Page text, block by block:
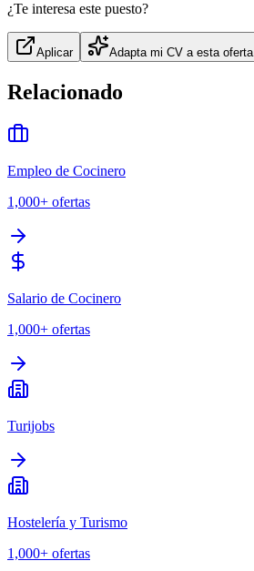
¿Te interesa este puesto?
Aplicar Adapta mi CV a esta oferta
Relacionado
Empleo de Cocinero
1,000+ ofertas
Salario de Cocinero
1,000+ ofertas
Turijobs
Hostelería y Turismo
1,000+ ofertas